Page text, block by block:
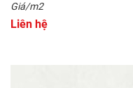
Giá/m2
Liên hệ